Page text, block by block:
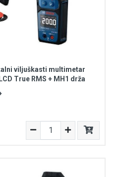
viljuškasti multimetar
True RMS + MH1 drža